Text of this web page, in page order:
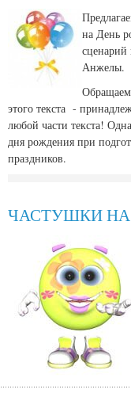
на День
сценарий
Анжелы.
этого текста -
любой части текста!
дня рождения при
праздников.
ЧАСТУШКИ